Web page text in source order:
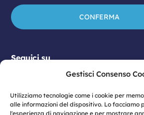
Gestisci Consenso
Utilizziamo tecnologie come i cookie per
alle informazioni del dispositivo. Lo facciamo
l'esperienza di navigazione e per mostrare
Seguici su